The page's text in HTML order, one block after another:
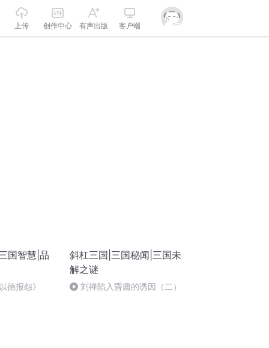
上传 创作中心 有声出版 客户端
国智慧|品
德报怨》
斜杠三国|三国秘闻|三国未
解之谜
刘禅陷入昏庸的诱因（二）